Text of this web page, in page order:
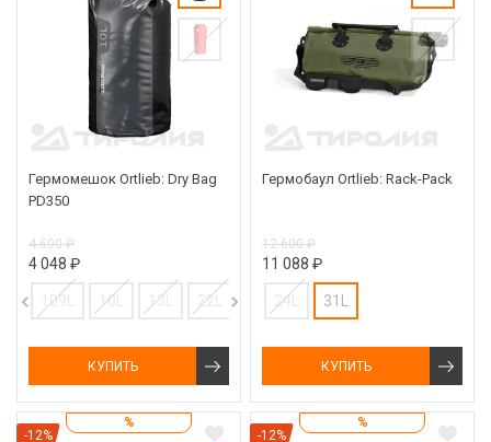
Гермомешок Ortlieb: Dry Bag
PD350
4 600 ₽
4 048 ₽
109L 10L 13L 22L 5L
КУПИТЬ
Гермобаул Ortlieb: Rack-Pack
12 600 ₽
11 088 ₽
24L 31L
КУПИТЬ
%
-12%
%
-12%